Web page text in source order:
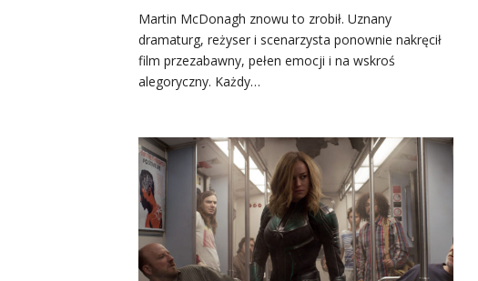
Martin McDonagh znowu to zrobił. Uznany
dramaturg, reżyser i scenarzysta ponownie nakręcił
film przezabawny, pełen emocji i na wskroś
alegoryczny. Każdy…